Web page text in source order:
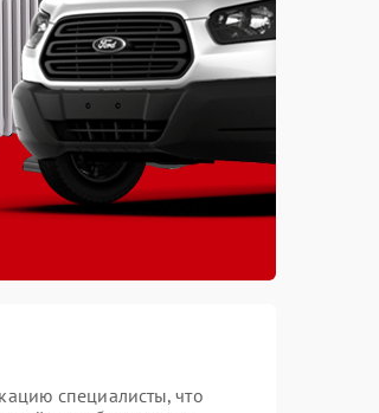
специалисты, что